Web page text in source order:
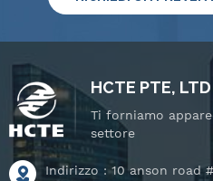
HCTE PTE, LTD
Ti forniamo
settore
Indirizzo : 10 anson road